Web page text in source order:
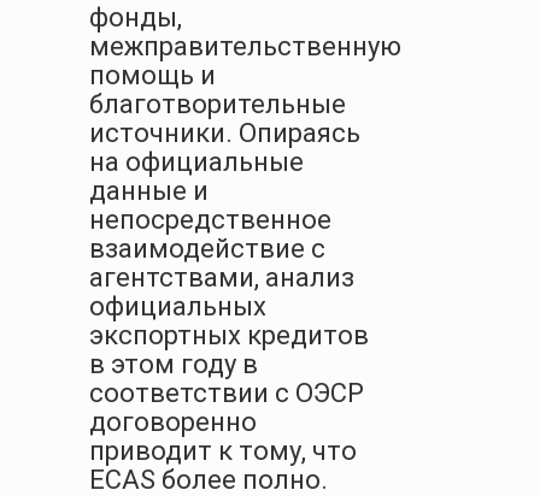
фонды,
межправительственную
помощь и
благотворительные
источники. Опираясь
на официальные
данные и
непосредственное
взаимодействие с
агентствами, анализ
официальных
экспортных кредитов
в этом году в
соответствии с ОЭСР
договоренно
приводит к тому, что
ECAS более полно.